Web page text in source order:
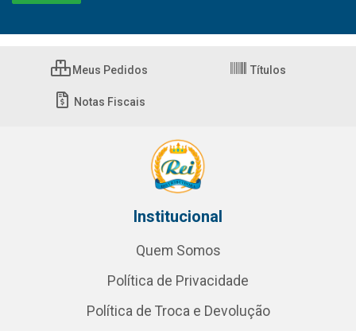
Meus Pedidos Títulos
Notas Fiscais
Institucional
Quem Somos
Política de Privacidade
Política de Troca e Devolução